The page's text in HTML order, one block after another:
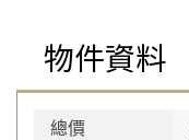
物件資料
總價